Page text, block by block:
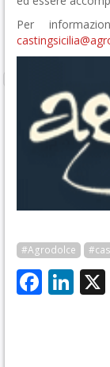
Per
#Agrodolce